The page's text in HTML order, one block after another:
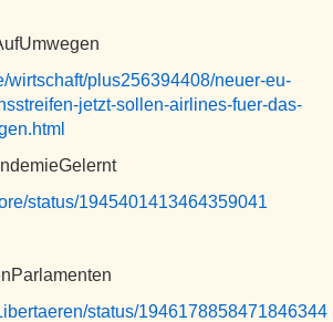
wirtschaft/plus256394408/neuer-eu-
jetzt-sollen-airlines-fuer-das-
status/1945401413464359041
status/1946178858471846344